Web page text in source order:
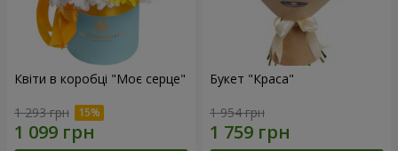
Квіти в коробці "Моє серце"
1 293 грн
Букет "Краса"
1 954 грн